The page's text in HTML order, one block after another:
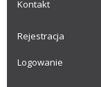
Kontakt
Rejestracja
Logowanie